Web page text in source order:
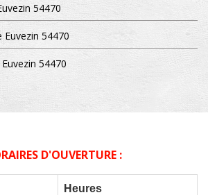
54470
54470
54470
D'OUVERTURE :
Heures